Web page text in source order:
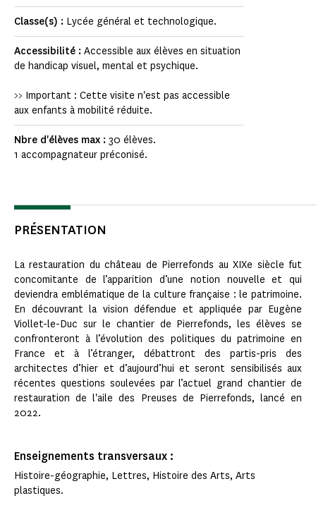
Classe(s) : Lycée général et technologique.
Accessibilité : Accessible aux élèves en situation
de handicap visuel, mental et psychique.
>> Important : Cette visite n'est pas accessible
aux enfants à mobilité réduite.
Nbre d'élèves max : 30 élèves.
1 accompagnateur préconisé.
PRÉSENTATION
La restauration du château de Pierrefonds au XIXe siècle fut
concomitante de l’apparition d’une notion nouvelle et qui
deviendra emblématique de la culture française : le patrimoine.
En découvrant la vision défendue et appliquée par Eugène
Viollet-le-Duc sur le chantier de Pierrefonds, les élèves se
confronteront à l’évolution des politiques du patrimoine en
France et à l’étranger, débattront des partis-pris des
architectes d’hier et d’aujourd’hui et seront sensibilisés aux
récentes questions soulevées par l’actuel grand chantier de
restauration de l'aile des Preuses de Pierrefonds, lancé en
2022.
Enseignements transversaux :
Histoire-géographie, Lettres, Histoire des Arts, Arts
plastiques.